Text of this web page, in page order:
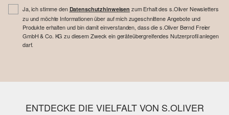
Ja, ich stimme den Datenschutzhinweisen zum Erhalt des s.Oliver Newsletters
zu und möchte Informationen über auf mich zugeschnittene Angebote und
Produkte erhalten und bin damit einverstanden, dass die s.Oliver Bernd Freier
GmbH & Co. KG zu diesem Zweck ein geräteübergreifendes Nutzerprofil anlegen
darf.
ENTDECKE DIE VIELFALT VON S.OLIVER